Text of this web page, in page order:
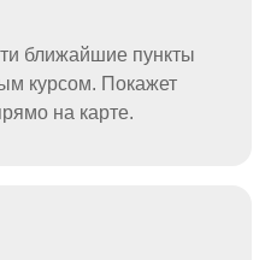
ближайшие пункты
курсом. Покажет
на карте.